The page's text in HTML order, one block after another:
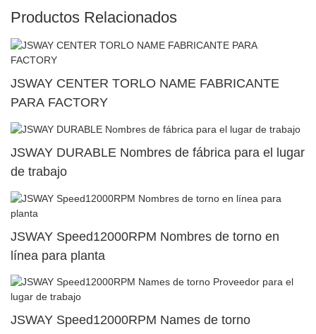
Productos Relacionados
JSWAY CENTER TORLO NAME FABRICANTE
PARA FACTORY
JSWAY DURABLE Nombres de fábrica para el lugar
de trabajo
JSWAY Speed12000RPM Nombres de torno en
línea para planta
JSWAY Speed12000RPM Names de torno